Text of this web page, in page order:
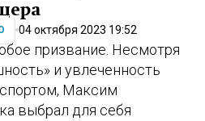
04 октября 2023 19:52
призвание. Несмотря
и увлеченность
Максим
выбрал для себя